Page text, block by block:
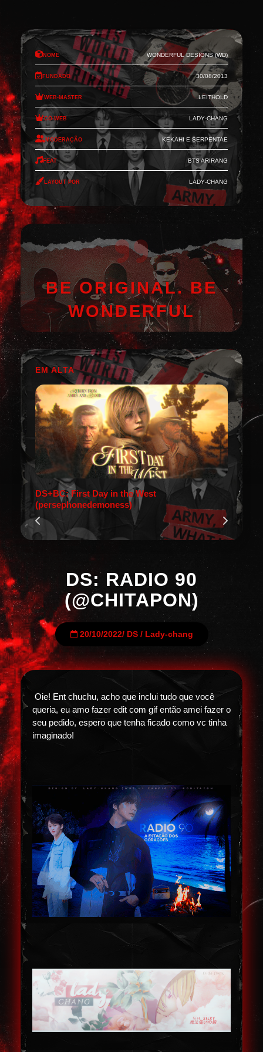
Nome Wonderful Designs (WD)
Fundado 30/08/2013
Web-Master Leithold
Co-Web Lady-Chang
Moderação Kekahi e Serpentae
Feat BTS Arirang
Layout por Lady-Chang
BE ORIGINAL. BE
WONDERFUL
EM ALTA
DS+BC: First Day in the West
(persephonedemoness)
DS: RADIO 90
(@CHITAPON)
20/10/2022/ DS/ Lady-chang
Oie! Ent chuchu, acho que inclui tudo que você
queria, eu amo fazer edit com gif então amei fazer o
seu pedido, espero que tenha ficado como vc tinha
imaginado!